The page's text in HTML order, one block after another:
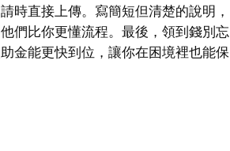
時直接上傳。寫簡短但清楚的說明，
們比你更懂流程。最後，領到錢別忘
金能更快到位，讓你在困境裡也能保